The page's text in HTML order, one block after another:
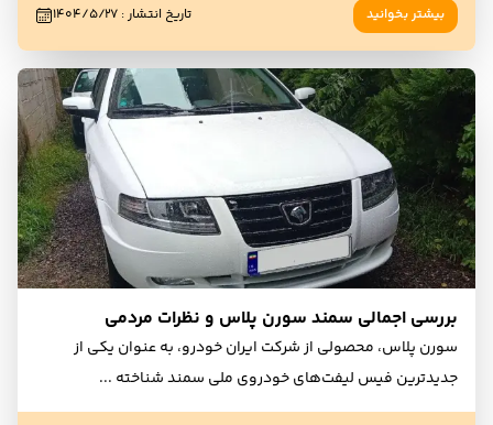
بیشتر بخوانید تاریخ انتشار: ۱۴۰۴/۵/۲۷
بررسی اجمالی سمند سورن پلاس و نظرات مردمی
سورن پلاس، محصولی از شرکت ایران خودرو، به عنوان یکی از
جدیدترین فیس لیفت‌های خودروی ملی سمند شناخته ...